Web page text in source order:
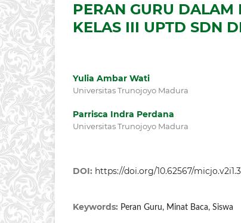
PERAN GURU
KELAS III UPTD SDN
Yulia Ambar Wati
Universitas Trunojoyo Madura
Parrisca Indra Perdana
Universitas Trunojoyo Madura
DOI: https://doi.org/10.62567/
Keywords: Peran Guru, Minat Baca, Siswa